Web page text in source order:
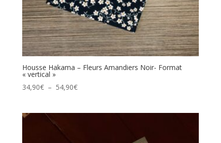
Housse Hakama – Fleurs Amandiers Noir- Format
« vertical »
34,90€ – 54,90€Plage